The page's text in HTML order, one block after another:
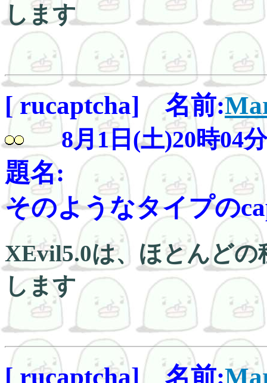
します
[ rucaptcha] 名前:
8月1日(土)20時04分
題名:
そのようなタイプの
XEvil5.0は、ほとんどの
します
[ rucaptcha] 名前: